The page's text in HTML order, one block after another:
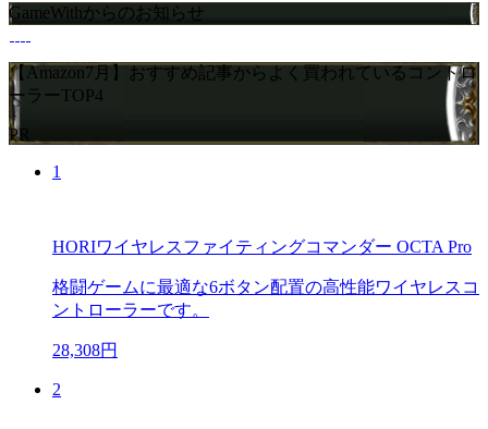
GameWithからのお知らせ
【Amazon7月】おすすめ記事からよく買われているコントロ
ーラーTOP4
PR
1
HORIワイヤレスファイティングコマンダー OCTA Pro
格闘ゲームに最適な6ボタン配置の高性能ワイヤレスコ
ントローラーです。
28,308円
2